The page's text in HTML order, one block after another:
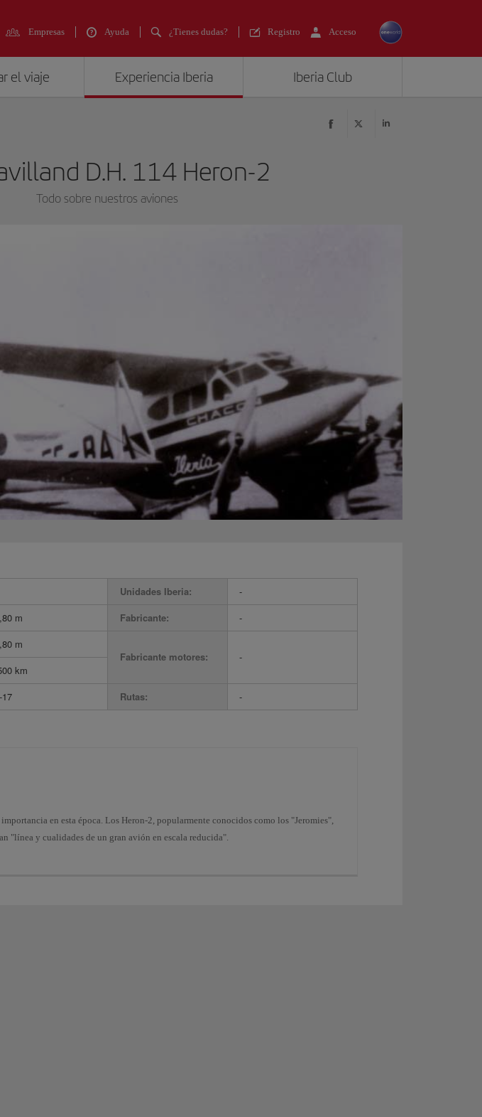
Empresas Ayuda ¿Tienes dudas? Registro Acceso
el viaje Experiencia Iberia Iberia Club
D.H. 114 Heron-2
Todo sobre nuestros aviones
Unidades Iberia:
-
m Fabricante:
-
m
Fabricante motores:
-
km
17 Rutas: -
en esta época. Los Heron-2, popularmente conocidos como los "Jeromies",
"línea y cualidades de un gran avión en escala reducida".